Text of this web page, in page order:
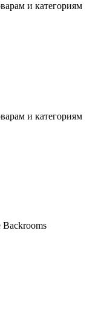
и категориям
и категориям
Backrooms